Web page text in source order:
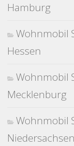
Hamburg
Wohnmobil
Hessen
Wohnmobil
Mecklenburg
Wohnmobil
Niedersachsen